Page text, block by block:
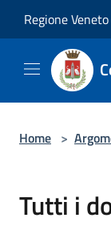
Regione Veneto
Home >
Tutti i